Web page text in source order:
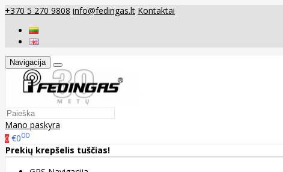
+370 5 270 9808 info@fedingas.lt Kontaktai
Navigacija
Mano paskyra
0 €000
Prekių krepšelis tuščias!